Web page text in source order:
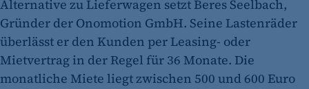
Alternative zu Lieferwagen setzt Beres Seelbach,
Gründer der Onomotion GmbH. Seine Lastenräder
überlässt er den Kunden per Leasing- oder
Mietvertrag in der Regel für 36 Monate. Die
monatliche Miete liegt zwischen 500 und 600 Euro